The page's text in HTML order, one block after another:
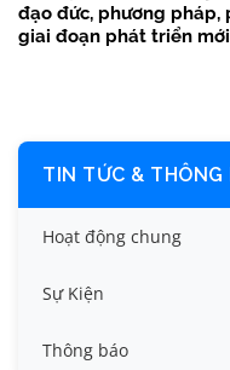
đạo đức, phương pháp,
giai đoạn phát triển mới
TIN TỨC & THÔNG
Hoạt động chung
Tin công tác sinh
Tin đào tạo
Sự Kiện
Thông báo